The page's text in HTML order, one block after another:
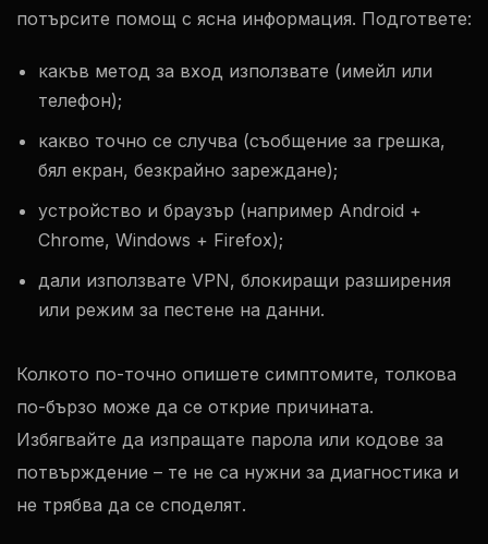
потърсите помощ с ясна информация. Подгответе:
какъв метод за вход използвате (имейл или
телефон);
какво точно се случва (съобщение за грешка,
бял екран, безкрайно зареждане);
устройство и браузър (например Android +
Chrome, Windows + Firefox);
дали използвате VPN, блокиращи разширения
или режим за пестене на данни.
Колкото по-точно опишете симптомите, толкова
по-бързо може да се открие причината.
Избягвайте да изпращате парола или кодове за
потвърждение – те не са нужни за диагностика и
не трябва да се споделят.